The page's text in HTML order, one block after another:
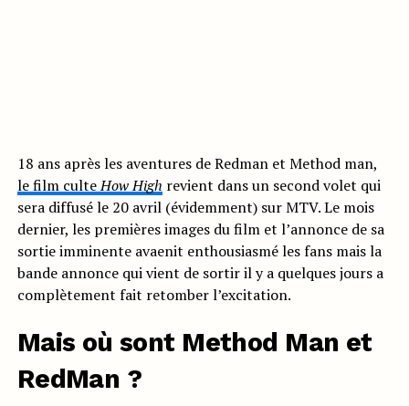
18 ans après les aventures de Redman et Method man,
le film culteHow High revient dans un second volet qui
sera diffusé le 20 avril (évidemment) sur MTV. Le mois
dernier, les premières images du film et l’annonce de sa
sortie imminente avaenit enthousiasmé les fans mais la
bande annonce qui vient de sortir il y a quelques jours a
complètement fait retomber l’excitation.
Mais où sont Method Man et
RedMan ?